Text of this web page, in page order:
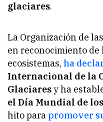
glaciares.
La Organización de
en reconocimiento
ecosistemas, ha
Internacional de la
Glaciaresy ha
el Día Mundial de
hito para promover